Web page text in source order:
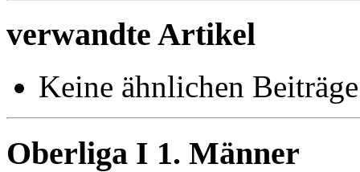
verwandte Artikel
Keine ähnlichen Beiträge
Oberliga I 1. Männer